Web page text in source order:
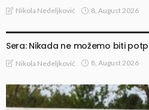
Nikola Nedeljković 8, August 2026
Sera: Nikada ne možemo biti
Nikola Nedeljković 8, August 2026